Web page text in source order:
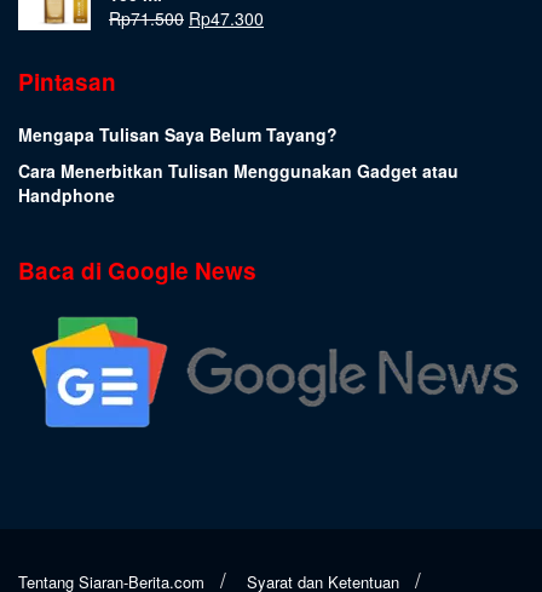
Rp71.500 Rp47.300
Pintasan
Mengapa Tulisan Saya Belum Tayang?
Cara Menerbitkan Tulisan Menggunakan Gadget atau
Handphone
Baca di Google News
Tentang Siaran-Berita.com Syarat dan Ketentuan